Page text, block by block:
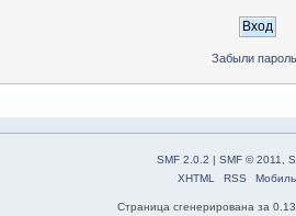
Забыли
SMF 2.0.2 |SMF © 2011,
XHTML
RSS
Страница сгенерирована за